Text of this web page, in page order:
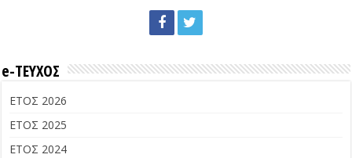
e-ΤΕΥΧΟΣ
ΕΤΟΣ 2026
ΕΤΟΣ 2025
ΕΤΟΣ 2024